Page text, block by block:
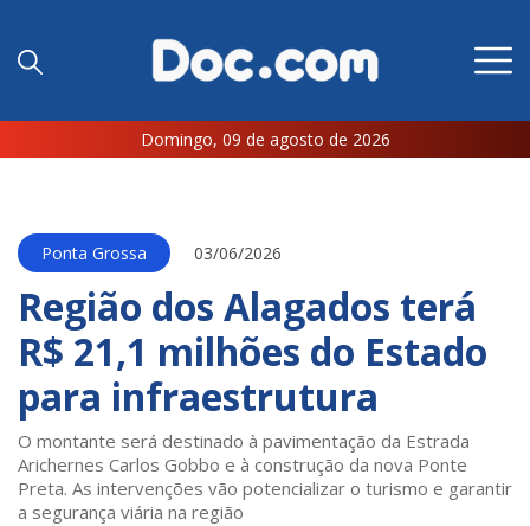
Domingo, 09 de agosto de 2026
Ponta Grossa 03/06/2026
Região dos Alagados terá
R$ 21,1 milhões do Estado
para infraestrutura
O montante será destinado à pavimentação da Estrada
Arichernes Carlos Gobbo e à construção da nova Ponte
Preta. As intervenções vão potencializar o turismo e garantir
a segurança viária na região